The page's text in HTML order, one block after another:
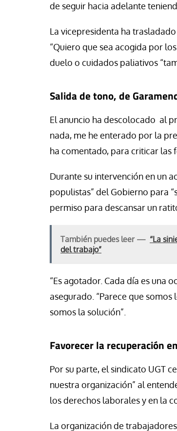
de seguir hacia adelante
La vicepresidenta ha
“Quiero que sea acogida por
duelo o cuidados paliativos
Salida de tono, de
El anuncio ha descolocado al
nada, me he enterado por la
ha comentado, para criticar las
Durante su intervención en un
populistas” del Gobierno para
permiso para descansar un
También puedes leer — “La
del trabajo”
“Es agotador. Cada día es una
asegurado. “Parece que
somos la solución”.
Favorecer la recuperación
Por su parte, el sindicato UGT
nuestra organización” al
los derechos laborales y en la
La organización de